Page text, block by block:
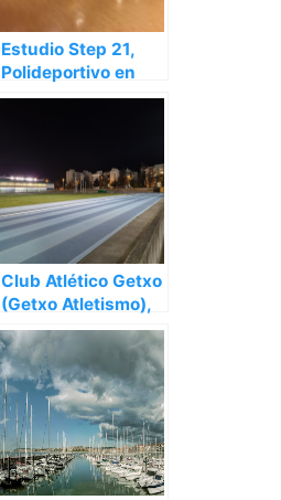
Estudio Step 21,
Polideportivo en
Getxo – Vizcaya
Club Atlético Getxo
(Getxo Atletismo),
Pista de atletismo
en Getxo – Vizcaya